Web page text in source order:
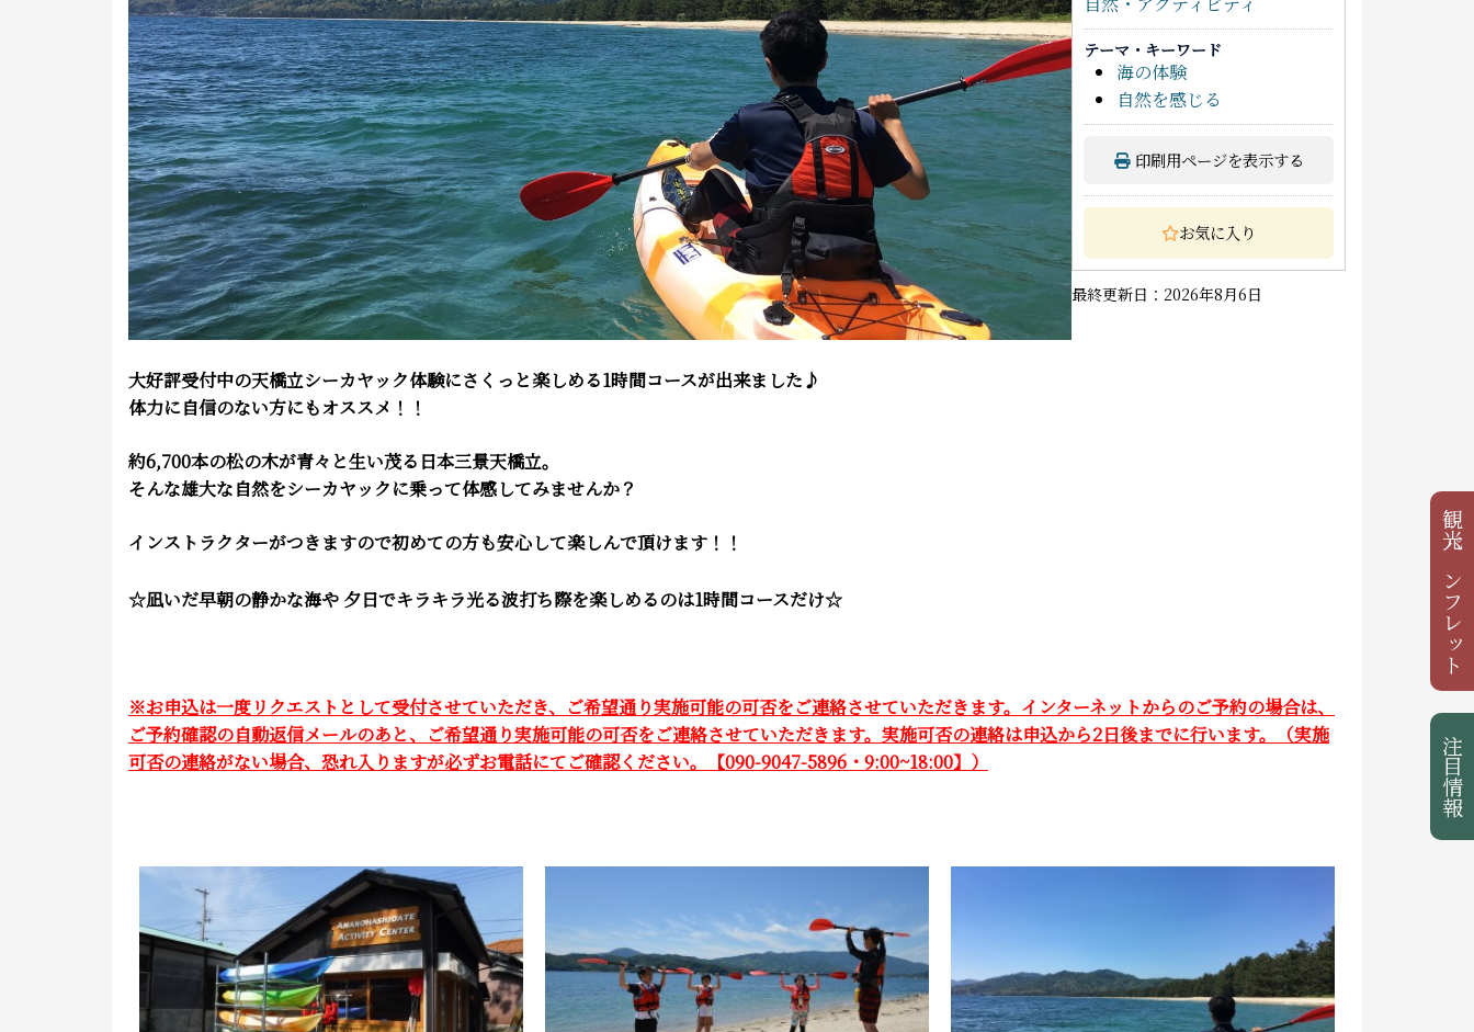
観光パンフレット
注目情報
テーマ・キーワード
海の体験
自然を感じる
印刷用ページを表示する
お気に入り
最終更新日：2026年8月6日
大好評受付中の天橋立シーカヤック体験にさくっと楽しめる1時間コースが出来ました♪
体力に自信のない方にもオススメ！！
約6,700本の松の木が青々と生い茂る日本三景天橋立。
そんな雄大な自然をシーカヤックに乗って体感してみませんか？
インストラクターがつきますので初めての方も安心して楽しんで頂けます！！
☆凪いだ早朝の静かな海や 夕日でキラキラ光る波打ち際を楽しめるのは1時間コースだけ☆
※お申込は一度リクエストとして受付させていただき、ご希望通り実施可能の可否をご連絡させていただきます。インターネットからのご予約の場合は、
ご予約確認の自動返信メールのあと、ご希望通り実施可能の可否をご連絡させていただきます。実施可否の連絡は申込から2日後までに行います。（実施
可否の連絡がない場合、恐れ入りますが必ずお電話にてご確認ください。【090-9047-5896・9:00~18:00】）